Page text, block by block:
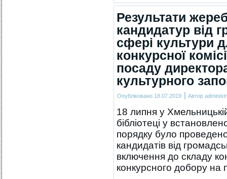
Результати
кандидатур від
сфері культури
конкурсної
посаду
культурного
Опубліковано 18.07.2019 | Автор
18 липня у
бібліотеці у
порядку було
кандидатів від
включення до складу
конкурсного добору на